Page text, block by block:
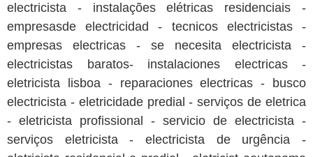
electricista - instalações elétricas residenciais -
empresasde electricidad - tecnicos electricistas -
empresas electricas - se necesita electricista -
electricistas baratos- instalaciones electricas -
eletricista lisboa - reparaciones electricas - busco
electricista - eletricidade predial - serviços de eletrica
- eletricista profissional - servicio de electricista -
serviços eletricista - electricista de urgência -